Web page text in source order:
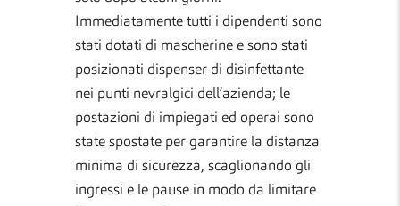
Immediatamente tutti i dipendenti sono
stati dotati di mascherine e sono stati
posizionati dispenser di disinfettante
nei punti nevralgici dell’azienda; le
postazioni di impiegati ed operai sono
state spostate per garantire la distanza
minima di sicurezza, scaglionando gli
ingressi e le pause in modo da limitare